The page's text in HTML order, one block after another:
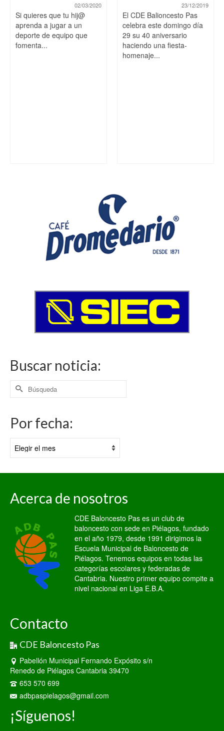
02/03/2020
Si quieres que tu hij@
aprenda a jugar a un
deporte de equipo que
fomenta...
23/12/2019
El CDE Balioncesto Pas
celebra este domingo día
29 su 40 aniversario
haciendo una fiesta-
homenaje...
Buscar noticia:
Buscar
por:
Por fecha:
fecha:
Acerca de nosotros
CDE Baloncesto Pas es un club de
baloncesto con sede en Piélagos, fundado
en el año 1979, desde 1991 dirigimos la
Escuela Municipal de Baloncesto de
Piélagos. Tenemos equipos en todas las
categorías escolares y federadas de
Cantabria. Nuestro primer equipo compite a
nivel nacional en Liga E.B.A.
Contacto
CDE Baloncesto Pas
Pabellón Municipal Fernando Expósito s/n
Renedo de Piélagos Cantabria 39470
653 570 699
adbpaspielagos@gmail.com
¡Síguenos!